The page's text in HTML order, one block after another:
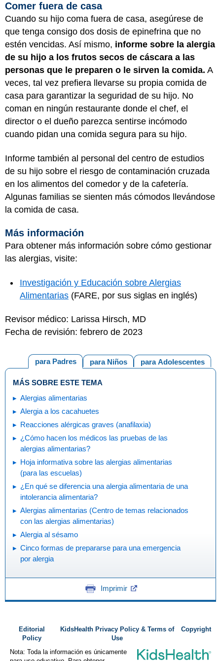
Comer fuera de casa
Cuando su hijo coma fuera de casa, asegúrese de
que tenga consigo dos dosis de epinefrina que no
estén vencidas. Así mismo, informe sobre la alergia
de su hijo a los frutos secos de cáscara a las
personas que le preparen o le sirven la comida. A
veces, tal vez prefiera llevarse su propia comida de
casa para garantizar la seguridad de su hijo. No
coman en ningún restaurante donde el chef, el
director o el dueño parezca sentirse incómodo
cuando pidan una comida segura para su hijo.
Informe también al personal del centro de estudios
de su hijo sobre el riesgo de contaminación cruzada
en los alimentos del comedor y de la cafetería.
Algunas familias se sienten más cómodos llevándose
la comida de casa.
Más información
Para obtener más información sobre cómo gestionar
las alergias, visite:
Investigación y Educación sobre Alergias
Alimentarias (FARE, por sus siglas en inglés)
Revisor médico: Larissa Hirsch, MD
Fecha de revisión: febrero de 2023
para Adolescentes
para Niños
para Padres
MÁS SOBRE ESTE TEMA
Alergias alimentarias
Alergia a los cacahuetes
Reacciones alérgicas graves (anafilaxia)
¿Cómo hacen los médicos las pruebas de las
alergias alimentarias?
Hoja informativa sobre las alergias alimentarias
(para las escuelas)
¿En qué se diferencia una alergia alimentaria de una
intolerancia alimentaria?
Alergias alimentarias (Centro de temas relacionados
con las alergias alimentarias)
Alergia al sésamo
Cinco formas de prepararse para una emergencia
por alergia
Imprimir
Editorial
Policy
KidsHealth Privacy Policy & Terms of
Use
Copyright
Nota: Toda la información es únicamente